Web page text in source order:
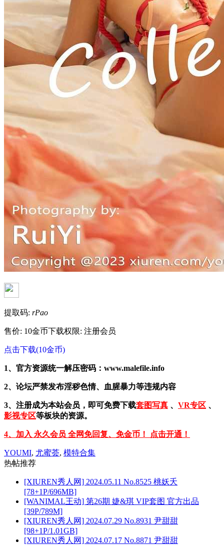
提取码: rPao
售价: 10金币下载权限: 注册会员
点击下载(10金币)
1、官方资源统一解压密码：www.malefile.info
2、论坛严禁发布淫秽色情、血腥暴力等违规内容
3、注册成为本站会员，即可免费下载套图写真 、 VR专区 、
影视专区等板块的资源。
4、加入 永久会员 全网免回复、免金币！ 点击开通！
YOUMI, 尤蜜荟, 模特合集
热帖推荐
[XIUREN秀人网] 2024.05.11 No.8525 桃妖夭
[78+1P/696MB]
[WANIMAL王动] 第26期 婕&琪 VIP套图 官方出品
[39P/789M]
[XIUREN秀人网] 2024.07.29 No.8931 尹甜甜
[98+1P/1.01GB]
[XIUREN秀人网] 2024.07.17 No.8871 尹甜甜